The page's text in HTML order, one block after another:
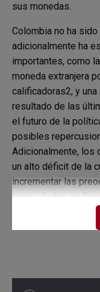
sus monedas.
Colombia no ha
adicionalmente ha
importantes, como
moneda extranjera
calificadoras2, y
resultado de las
el futuro de la
posibles
Adicionalmente, los
un alto déficit de la
incrementar las
necesidades de